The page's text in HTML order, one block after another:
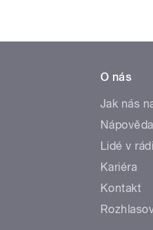
O nás
Jak nás
Nápověda
Lidé v
Kariéra
Kontakt